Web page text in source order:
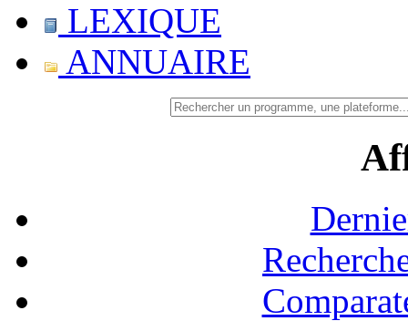
LEXIQUE
ANNUAIRE